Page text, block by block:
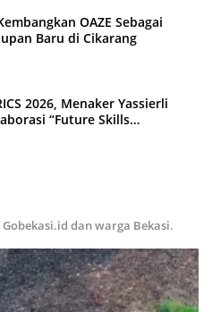
OAZE Sebagai
Baru di Cikarang
2026, Menaker Yassierli
“Future Skills
dan warga Bekasi.